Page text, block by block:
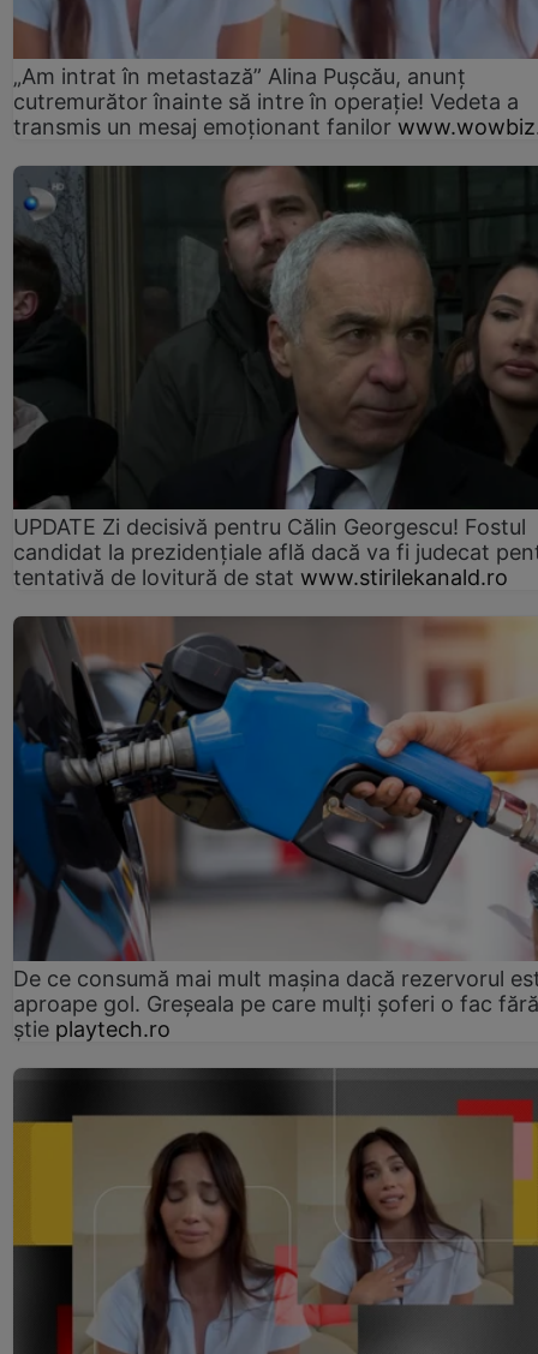
„Am intrat în metastază” Alina Pușcău, anunț
cutremurător înainte să intre în operație! Vedeta a
transmis un mesaj emoționant fanilor
UPDATE Zi decisivă pentru Călin Georgescu! Fostul
candidat la prezidențiale află dacă va fi judecat
tentativă de lovitură de stat www.stirilekanald.ro
De ce consumă mai mult mașina dacă rezervorul
aproape gol. Greșeala pe care mulți șoferi o fac
știe playtech.ro